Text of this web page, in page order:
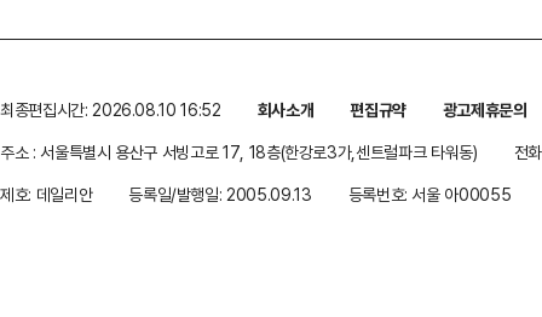
최종편집시간: 2026.08.10 16:52 회사소개 편집규약
광고제휴문의
주소 : 서울특별시 용산구 서빙고로 17, 18층(한강로3가,센트럴파크 타워동)
전
제호: 데일리안
등록일/발행일: 2005.09.13 등록번호: 서울 아00055